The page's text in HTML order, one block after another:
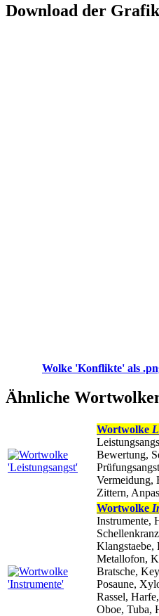
Download der Grafik
Wolke 'Konflikte' als
Ähnliche
Wortwolke
Bewertung,
Vermeidung,
Zittern,
Wortwolke
Instrumente,
Klangstaebe,
Metallofon,
Bratsche,
Posaune,
Rassel,
Oboe, Tuba,